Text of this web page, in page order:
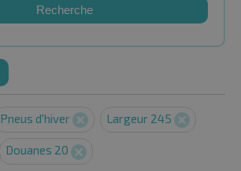
Recherche
Pneus d'hiver Largeur 245
Douanes 20